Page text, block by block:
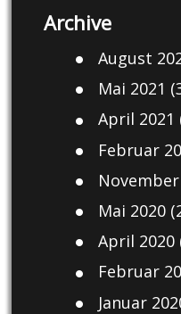
Archive
August
Mai 2021
April 2021
Februar
Mai 2020
April 2020
Februar
Januar